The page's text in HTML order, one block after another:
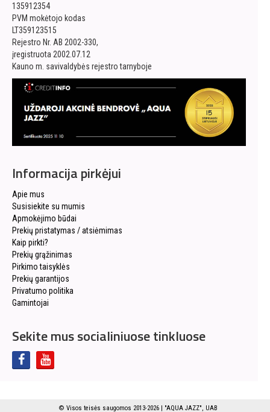
135912354
PVM mokėtojo kodas
LT359123515
Rejestro Nr. AB 2002-330,
įregistruota 2002.07.12
Kauno m. savivaldybės rejestro tarnyboje
Informacija pirkėjui
Apie mus
Susisiekite su mumis
Apmokėjimo būdai
Prekių pristatymas / atsiėmimas
Kaip pirkti?
Prekių grąžinimas
Pirkimo taisyklės
Prekių garantijos
Privatumo politika
Gamintojai
Sekite mus socialiniuose tinkluose
© Visos teisės saugomos 2013-2026 | "AQUA JAZZ", UAB